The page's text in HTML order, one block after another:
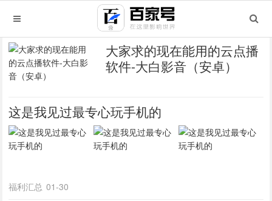
大家求的现在能用的云点播
软件-大白影音（安卓）
这是我见过最专心玩手机的
福利汇总 01-30